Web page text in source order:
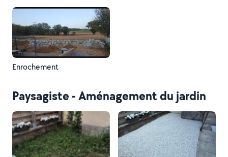
Enrochement
Paysagiste - Aménagement du jardin